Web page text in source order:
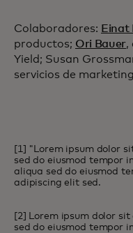
Colaboradores: Einat
productos; Ori Bauer,
Yield; Susan
servicios de marketing
[1] "Lorem ipsum dolor
sed do eiusmod tempor
aliqua sed do eiusmod
adipiscing elit sed.
[2] Lorem ipsum dolor
sed do eiusmod tempor